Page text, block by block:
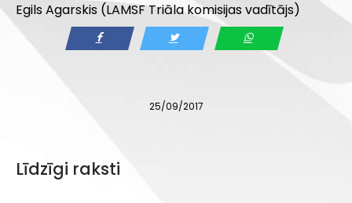
Egils Agarskis (LAMSF Triāla komisijas vadītājs)
25/09/2017
Līdzīgi raksti